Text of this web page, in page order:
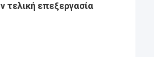
τελική επεξεργασία